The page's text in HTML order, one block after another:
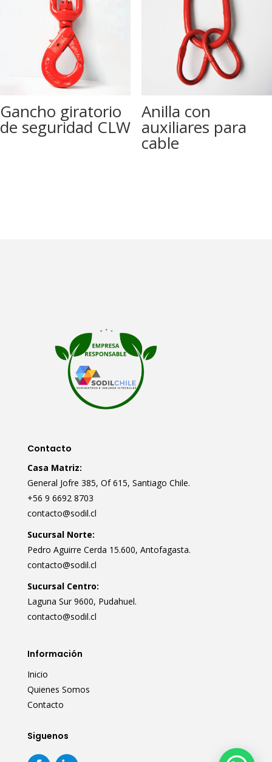
Gancho giratorio
de seguridad CLW
Anilla con
auxiliares para
cable
Contacto
Casa Matriz:
General Jofre 385, Of 615, Santiago Chile.
+56 9 6692 8703
contacto@sodil.cl
Sucursal Norte:
Pedro Aguirre Cerda 15.600, Antofagasta.
contacto@sodil.cl
Sucursal Centro:
Laguna Sur 9600, Pudahuel.
contacto@sodil.cl
Información
Inicio
Quienes Somos
Contacto
Siguenos